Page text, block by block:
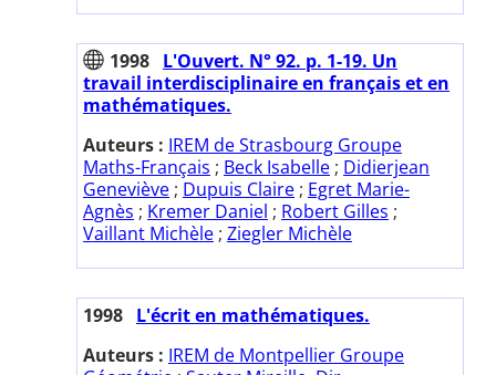
1998 L'Ouvert. N° 92. p. 1-19. Un
travail interdisciplinaire en français et en
mathématiques.
Auteurs : IREM de Strasbourg Groupe
Maths-Français ; Beck Isabelle ; Didierjean
Geneviève ; Dupuis Claire ; Egret Marie-
Agnès ; Kremer Daniel ; Robert Gilles ;
Vaillant Michèle ; Ziegler Michèle
1998 L'écrit en mathématiques.
Auteurs : IREM de Montpellier Groupe